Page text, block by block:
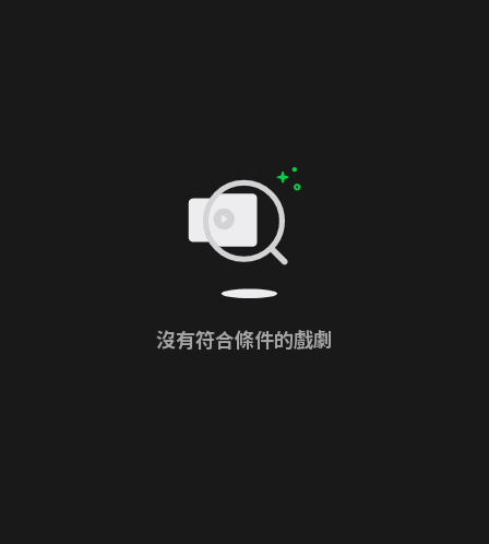
沒有符合條件的戲劇